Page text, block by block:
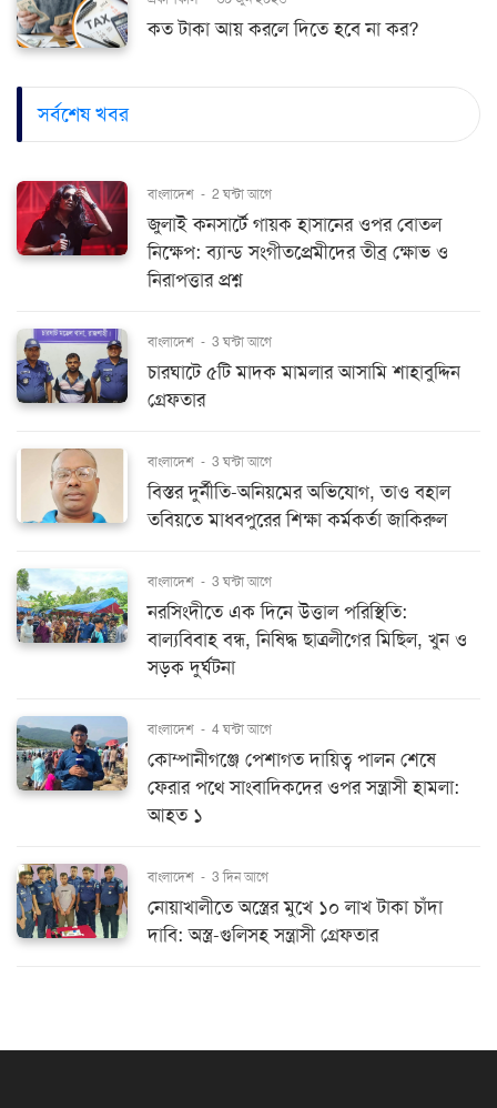
কত টাকা আয় করলে দিতে হবে না কর?
সর্বশেষ খবর
বাংলাদেশ - 2 ঘন্টা আগে
জুলাই কনসার্টে গায়ক হাসানের ওপর বোতল
নিক্ষেপ: ব্যান্ড সংগীতপ্রেমীদের তীব্র ক্ষোভ ও
নিরাপত্তার প্রশ্ন
বাংলাদেশ - 3 ঘন্টা আগে
চারঘাটে ৫টি মাদক মামলার আসামি শাহাবুদ্দিন
গ্রেফতার
বাংলাদেশ - 3 ঘন্টা আগে
বিস্তর দুর্নীতি-অনিয়মের অভিযোগ, তাও বহাল
তবিয়তে মাধবপুরের শিক্ষা কর্মকর্তা জাকিরুল
বাংলাদেশ - 3 ঘন্টা আগে
নরসিংদীতে এক দিনে উত্তাল পরিস্থিতি:
বাল্যবিবাহ বন্ধ, নিষিদ্ধ ছাত্রলীগের মিছিল, খুন ও
সড়ক দুর্ঘটনা
বাংলাদেশ - 4 ঘন্টা আগে
কোম্পানীগঞ্জে পেশাগত দায়িত্ব পালন শেষে
ফেরার পথে সাংবাদিকদের ওপর সন্ত্রাসী হামলা:
আহত ১
বাংলাদেশ - 3 দিন আগে
নোয়াখালীতে অস্ত্রের মুখে ১০ লাখ টাকা চাঁদা
দাবি: অস্ত্র-গুলিসহ সন্ত্রাসী গ্রেফতার